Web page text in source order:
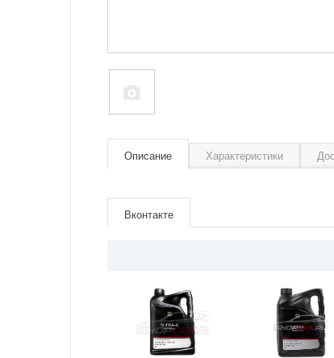
Описание Характеристики
Страна Япония
Вконтакте